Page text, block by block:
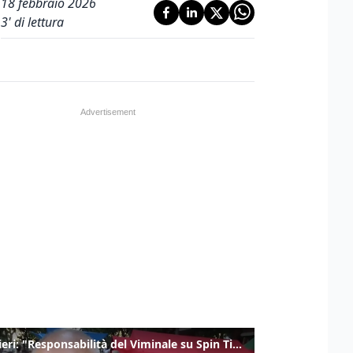
3' di lettura
Gualtieri: "Responsabilità del Viminale su Spin Time? La posizione dei partiti è nota"